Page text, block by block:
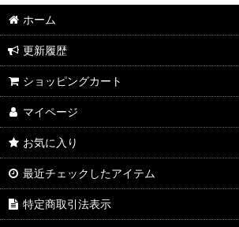
2026年8月入荷のご案内
2026年7月新製品のご案内
2026年7月入荷のご案内
2026年6月新製品のご案内
2026年6月入荷のご案内
ホーム
更新履歴
ショッピングカート
マイページ
お気に入り
最近チェックしたアイテム
特定商取引法表示